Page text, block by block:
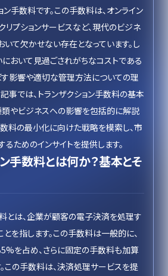
ン手数料です。この手数料は、オンライン
リプションサービスなど、現代のビジネ
て欠かせない存在となっています。し
おいて見過ごされがちなコストである
す影響や適切な管理方法についての理
事では、トランザクション手数料の基本
類やビジネスへの影響を包括的に解説
数料の最小化に向けた戦略を模索し、市
ためのインサイトを提供します。
手数料とは何か？基本とそ
とは、企業が顧客の電子決済を処理す
を指します。この手数料は一般的に、
を占め、さらに固定の手数料も加算
この手数料は、決済処理サービスを提